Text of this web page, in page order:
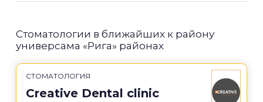
Стоматологии в ближайших к району
универсама «Рига» районах
СТОМАТОЛОГИЯ
Creative Dental clinic